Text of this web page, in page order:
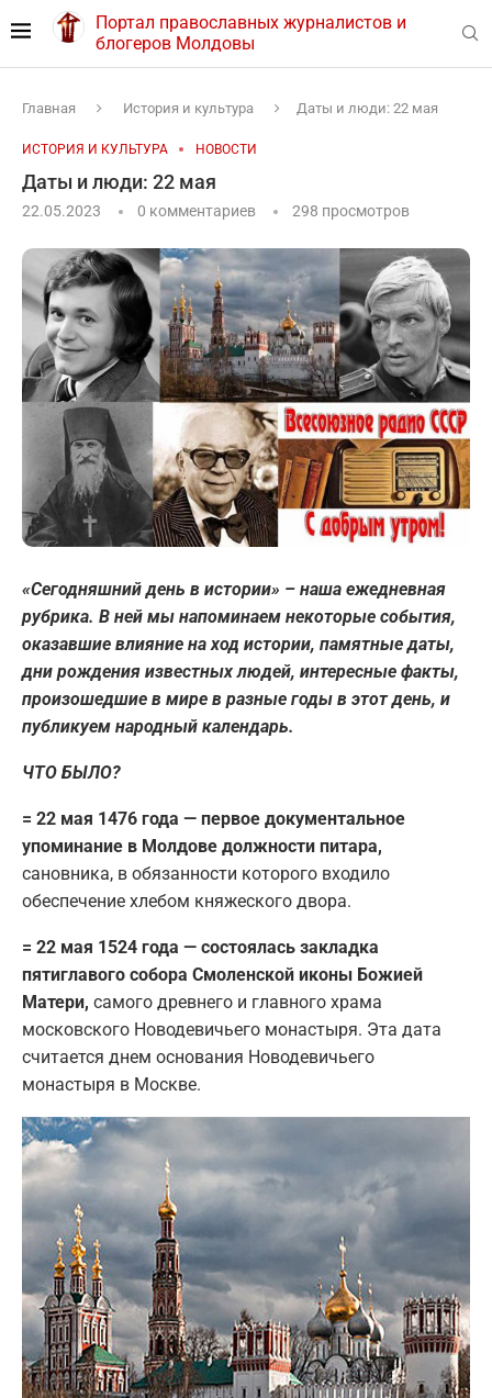
Портал православных журналистов и
блогеров Молдовы
Главная История и культура Даты и люди: 22 мая
ИСТОРИЯ И КУЛЬТУРА НОВОСТИ
Даты и люди: 22 мая
22.05.2023 0 комментариев 298 просмотров
«Сегодняшний день в истории» – наша ежедневная
рубрика. В ней мы напоминаем некоторые события,
оказавшие влияние на ход истории, памятные даты,
дни рождения известных людей, интересные факты,
произошедшие в мире в разные годы в этот день, и
публикуем народный календарь.
ЧТО БЫЛО?
= 22 мая 1476 года — первое документальное
упоминание в Молдове должности питара,
сановника, в обязанности которого входило
обеспечение хлебом княжеского двора.
= 22 мая 1524 года — состоялась закладка
пятиглавого собора Смоленской иконы Божией
Матери, самого древнего и главного храма
московского Новодевичьего монастыря. Эта дата
считается днем основания Новодевичьего
монастыря в Москве.